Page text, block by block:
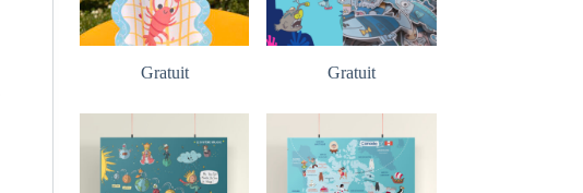
Gratuit Gratuit